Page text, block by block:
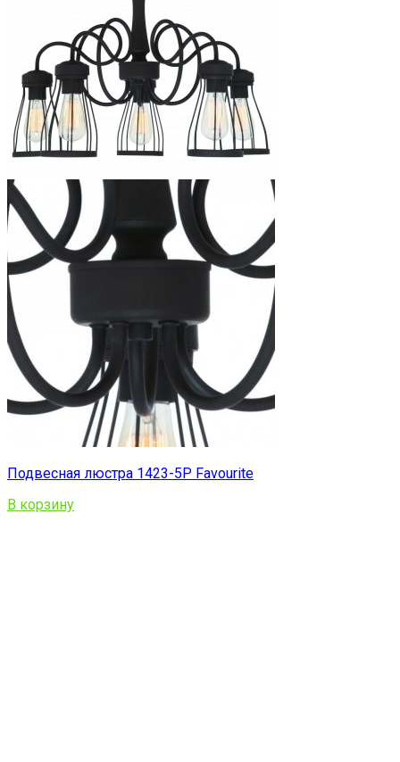
Подвесная люстра 1423-5P Favourite
В корзину